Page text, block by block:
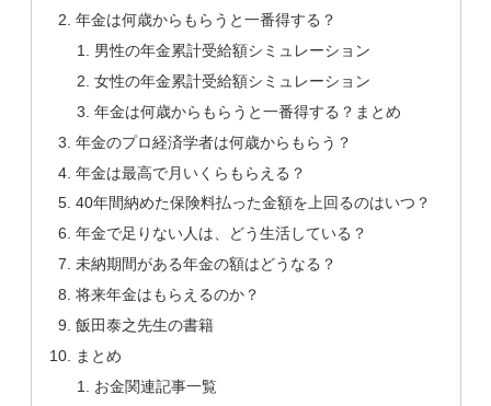
年金は何歳からもらうと一番得する？
男性の年金累計受給額シミュレーション
女性の年金累計受給額シミュレーション
年金は何歳からもらうと一番得する？まとめ
年金のプロ経済学者は何歳からもらう？
年金は最高で月いくらもらえる？
40年間納めた保険料払った金額を上回るのはいつ？
年金で足りない人は、どう生活している？
未納期間がある年金の額はどうなる？
将来年金はもらえるのか？
飯田泰之先生の書籍
まとめ
お金関連記事一覧